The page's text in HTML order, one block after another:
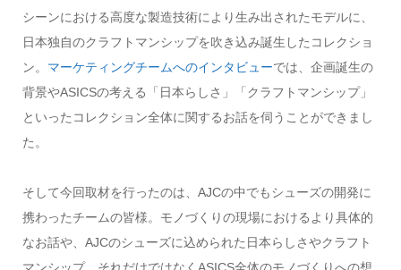
シーンにおける高度な製造技術により生み出されたモデルに、
日本独自のクラフトマンシップを吹き込み誕生したコレクショ
ン。 マーケティングチームへのインタビューでは、企画誕生の
背景やASICSの考える「日本らしさ」「クラフトマンシップ」
といったコレクション全体に関するお話を伺うことができまし
た。
そして今回取材を行ったのは、AJCの中でもシューズの開発に
携わったチームの皆様。モノづくりの現場におけるより具体的
なお話や、AJCのシューズに込められた日本らしさやクラフト
マンシップ、それだけではなくASICS全体のモノづくりへの想